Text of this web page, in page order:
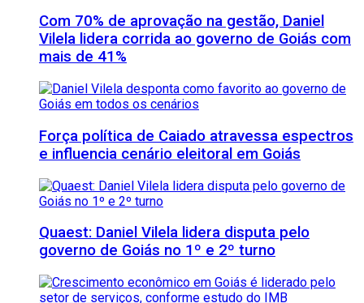
Com 70% de aprovação na gestão, Daniel
Vilela lidera corrida ao governo de Goiás com
mais de 41%
Força política de Caiado atravessa espectros
e influencia cenário eleitoral em Goiás
Quaest: Daniel Vilela lidera disputa pelo
governo de Goiás no 1º e 2º turno